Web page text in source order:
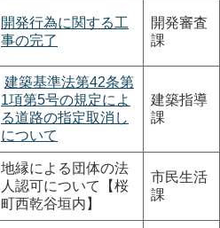
開発行為に関する工
事の完了
開発審査
課
建築基準法第42条第
1項第5号の規定によ
る道路の指定取消し
について
建築指導
課
地縁による団体の法
人認可について【桜
町西乾谷垣内】
市民生活
課